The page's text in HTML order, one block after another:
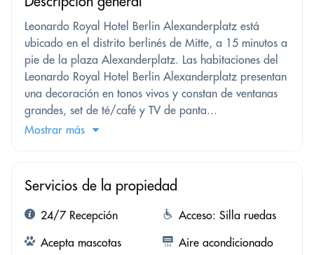
Leonardo Royal Hotel Berlin Alexanderplatz está
ubicado en el distrito berlinés de Mitte, a 15 minutos a
pie de la plaza Alexanderplatz. Las habitaciones del
Leonardo Royal Hotel Berlin Alexanderplatz presentan
una decoración en tonos vivos y constan de ventanas
grandes, set de té/café y TV de panta...
Mostrar más
Servicios de la propiedad
24/7 Recepción
Acceso: Silla ruedas
Acepta mascotas
Aire acondicionado